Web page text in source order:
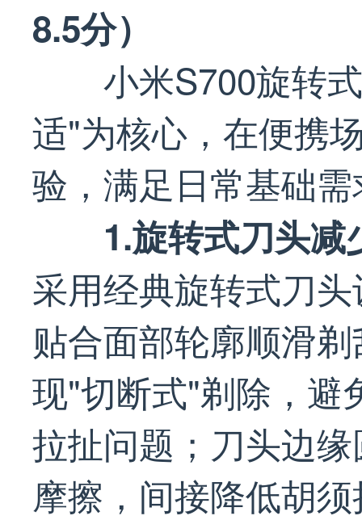
8.5分）
小米S700旋转
适"为核心，在便携
验，满足日常基础
1.旋转式刀头减
采用经典旋转式刀
贴合面部轮廓顺滑
现"切断式"剃除，避
拉扯问题；刀头边
摩擦，间接降低胡